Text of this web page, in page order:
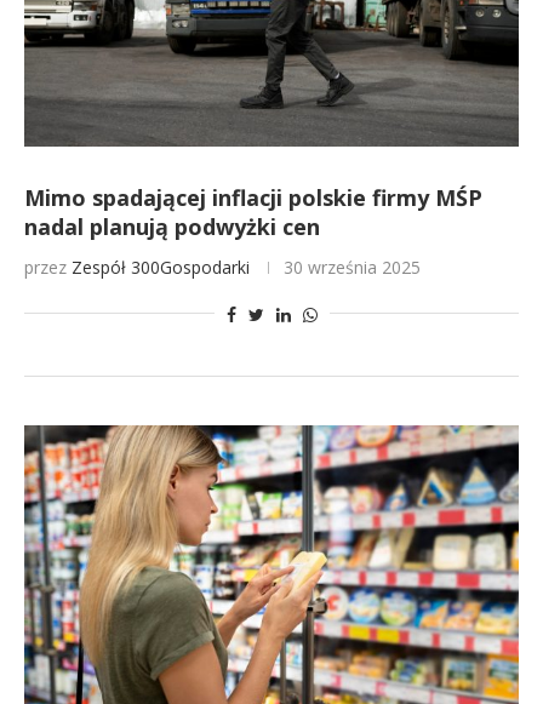
Mimo spadającej inflacji polskie firmy MŚP
nadal planują podwyżki cen
przez Zespół 300Gospodarki 30 września 2025